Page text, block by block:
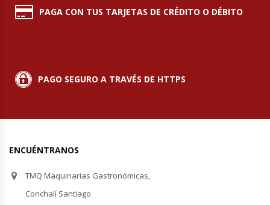
PAGA CON TUS TARJETAS DE CRÉDITO O DÉBITO
PAGO SEGURO A TRAVÉS DE HTTPS
ENCUÉNTRANOS
TMQ Maquinarias Gastronómicas,
Conchalí Santiago